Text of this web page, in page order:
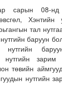
сарын 08-нд
Хэнтийн
тал
баруун
нутгийн
нутгийн зарим
төвийн
нутгийн